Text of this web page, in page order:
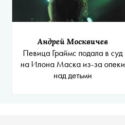
Андрей Москвичев
Певица Граймс подала в суд
на Илона Маска из-за опеки
над детьми